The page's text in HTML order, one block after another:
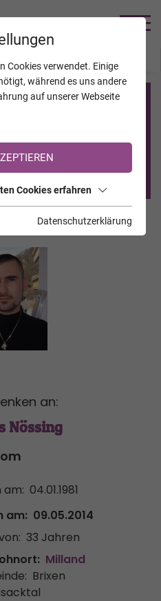
TrauerHilfe.it
registriert?
Registrierung <<
an:
Nössing
04.01.1981
am: 09.05.2014
33 Jahren
Milland
Brixen
Cookies verwendet. Einige
während es uns andere
auf unserer Webseite
Cookies erfahren
Datenschutzerklärung
VERSTORBENE